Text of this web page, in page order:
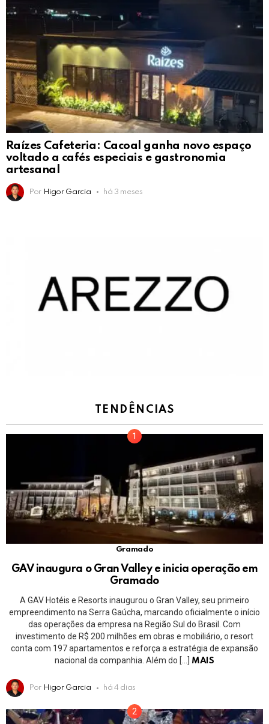
Raízes Cafeteria: Cacoal ganha novo espaço
voltado a cafés especiais e gastronomia
artesanal
Por Higor Garcia há 3 meses
TENDÊNCIAS
Gramado
GAV inaugura o Gran Valley e inicia operação em
Gramado
A GAV Hotéis e Resorts inaugurou o Gran Valley, seu primeiro
empreendimento na Serra Gaúcha, marcando oficialmente o início
das operações da empresa na Região Sul do Brasil. Com
investimento de R$ 200 milhões em obras e mobiliário, o resort
conta com 197 apartamentos e reforça a estratégia de expansão
nacional da companhia. Além do […]
MAIS
Por Higor Garcia há 4 dias